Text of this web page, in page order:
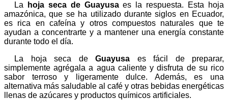
La
hoja seca de Guayusaes la respuesta. Esta hoja
amazónica, que se ha utilizado durante siglos en Ecuador,
es rica en cafeína y otros compuestos naturales que te
ayudan a concentrarte y a mantener una energía constante
durante todo el día.
La hoja seca de Guayusa es fácil de preparar,
simplemente agrégala a agua caliente y disfruta de su rico
sabor terroso y ligeramente dulce. Además, es una
alternativa más saludable al café y otras bebidas energéticas
llenas de azúcares y productos químicos artificiales.